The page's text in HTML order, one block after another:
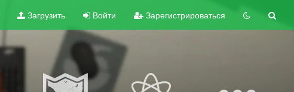
Загрузить Войти Зарегистрироваться